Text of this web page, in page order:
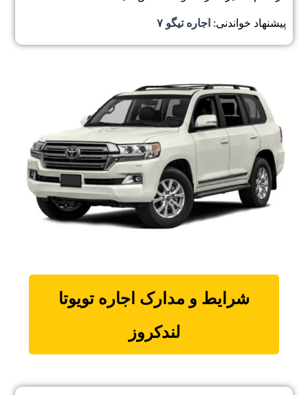
پیشنهاد خواندنی: اجاره تیگو ۷
شرایط و مدارک اجاره تویوتا
لندکروز